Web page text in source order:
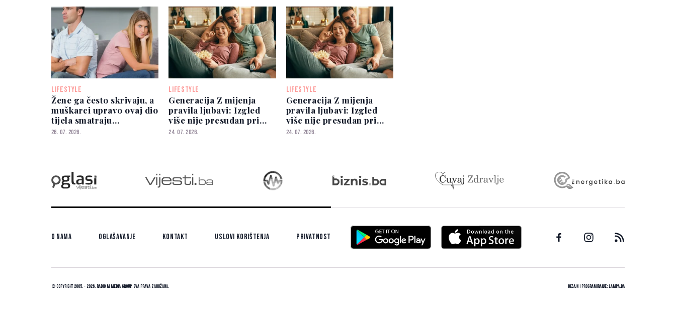
LIFESTYLE
Žene ga često skrivaju, a
muškarci upravo ovaj dio
tijela smatraju
privlačnim
26. 07. 2026.
LIFESTYLE
Generacija Z mijenja
pravila ljubavi: Izgled
više nije presudan pri
izboru partnera
24. 07. 2026.
LIFESTYLE
Generacija Z mijenja
pravila ljubavi: Izgled
više nije presudan pri
izboru partnera
24. 07. 2026.
O nama Oglašavanje Kontakt Uslovi korištenja Privatnost
© Copyright 2005. - 2026. Radio M Media Group.Sva prava zadržana. Dizajn i programiranje:Lampa.ba